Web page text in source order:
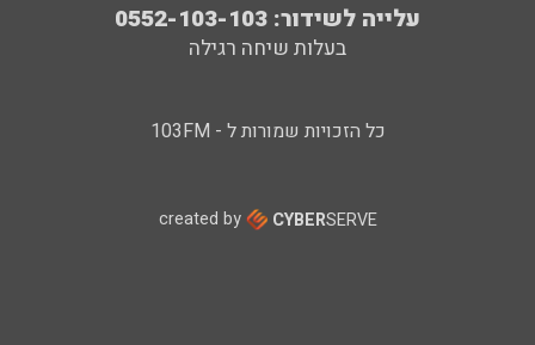
עלייה לשידור: 0552-103-103
בעלות שיחה רגילה
כל הזכויות שמורות ל - 103FM
created by CYBERSERVE